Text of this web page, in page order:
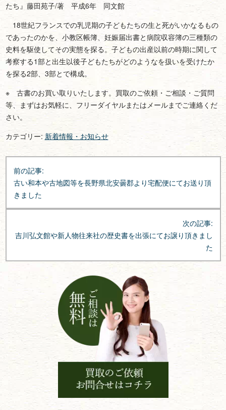
たち』藤田苑子/著 平成6年 同文館
18世紀フランスでの乳児期の子どもたちの生と死がいかなるもの
であったのかを、小教区帳簿、妊娠届出書と病院収容簿の三種類の
史料を駆使してその実態を探る。子どもの出産以前の時期に関して
考察する1部と出生以後子どもたちがどのようなを扱いを受けたか
を探る2部、3部とで構成。
※ 古書のお買い取りいたします。買取のご依頼・ご相談・ご質問
等、まずはお気軽に、フリーダイヤルまたはメールまでご連絡くだ
さい。
カテゴリー: 新着情報・お知らせ
投
稿
ナ
ビ
ー
シ
ョ
前の記事:
古い和本や古地図等を長野県北安曇郡より宅配便にてお送り頂
きました
次の記事:
吉川弘文館や新人物往来社の歴史書を出張にてお譲り頂きまし
た